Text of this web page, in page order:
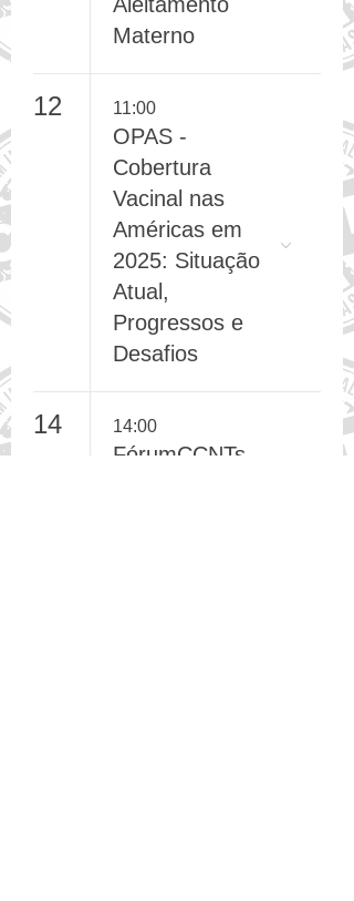
na Mundial do
Aleitamento
Materno
OPAS -
Cobertura
Vacinal nas
Américas em
2025: Situação
Atual,
Progressos e
Desafios